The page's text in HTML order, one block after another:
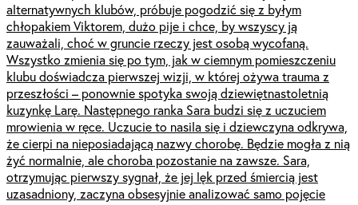
alternatywnych klubów, próbuje pogodzić się z byłym
chłopakiem Viktorem, dużo pije i chce, by wszyscy ją
zauważali, choć w gruncie rzeczy jest osobą wycofaną.
Wszystko zmienia się po tym, jak w ciemnym pomieszczeniu
klubu doświadcza pierwszej wizji, w której ożywa trauma z
przeszłości – ponownie spotyka swoją dziewiętnastoletnią
kuzynkę Larę. Następnego ranka Sara budzi się z uczuciem
mrowienia w ręce. Uczucie to nasila się i dziewczyna odkrywa,
że cierpi na nieposiadającą nazwy chorobę. Będzie mogła z nią
żyć normalnie, ale choroba pozostanie na zawsze. Sara,
otrzymując pierwszy sygnał, że jej lęk przed śmiercią jest
uzasadniony, zaczyna obsesyjnie analizować samo pojęcie